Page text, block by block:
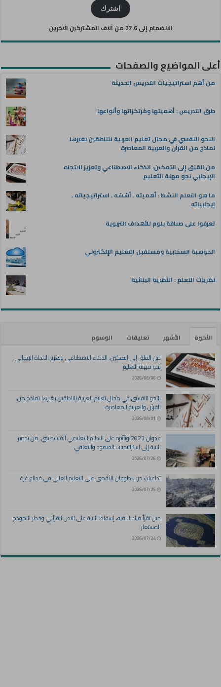
اشترك
الانضمام إلى 27.6 من آلاف المشتركين الآخرين
أعلى المواضيع والصفحات
من أهم استراتيجيات التدريس الحديثة
طرق التدريس : أهميتها ومُرتكزاتها وأنواعها
النحو النفسي في مجال تعليم العربية للناطقين بغيرها
نماذج من القرآن والعربية المعاصرة
من القلق إلى التمكين: الذكاء الاصطناعي وتعزيز الاتجاه
الإيجابي نحو مهنة التعليم
ما هو التعلم النشط : أهميته ـ أسُسُه ـ استراتيجياته ـ
إيجابياته
تعرفوا على صنافة بلوم للأهداف التربوية
الحوسبة السحابية ومستقبل التعليم الإلكتروني
نظريات التعلم : النظرية البنائية
الأخيرة الأشهر تعليقات
الوسوم
من القلق إلى التمكين: الذكاء الاصطناعي وتعزيز الاتجاه الإيجابي
نحو مهنة التعليم
2026/08/06
النحو النفسي في مجال تعليم العربية للناطقين بغيرها نماذج من
القرآن والعربية المعاصرة
2026/08/01
عدوان 2023 وتأثيره على النظام التعليمي الفلسطيني: من تدمير
البنية إلى استراتيجيات الصمود والتعافي
2026/07/26
تداعيات حرب طوفان الأقصى على التعليم العالي في قطاع غزة
2026/07/25
حين تقرأ فيك لا فيه، إسقاط البنية على النص القرآني وخطر النموذج
المستعار
2026/07/24